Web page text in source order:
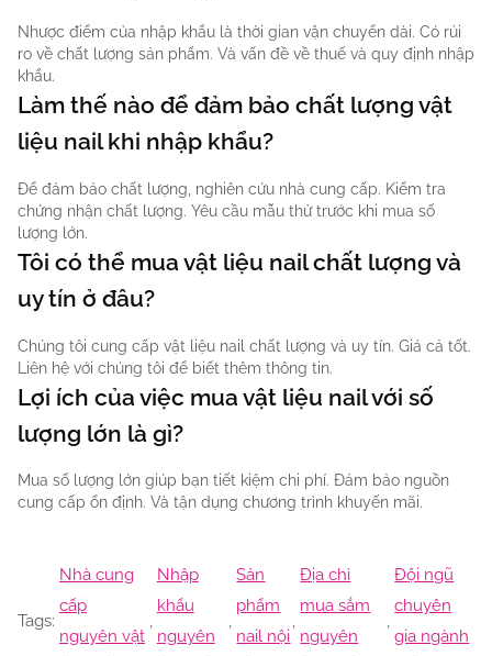
Nhược điểm của nhập khẩu là thời gian vận chuyển dài. Có rủi
ro về chất lượng sản phẩm. Và vấn đề về thuế và quy định nhập
khẩu.
Làm thế nào để đảm bảo chất lượng vật
liệu nail khi nhập khẩu?
Để đảm bảo chất lượng, nghiên cứu nhà cung cấp. Kiểm tra
chứng nhận chất lượng. Yêu cầu mẫu thử trước khi mua số
lượng lớn.
Tôi có thể mua vật liệu nail chất lượng và
uy tín ở đâu?
Chúng tôi cung cấp vật liệu nail chất lượng và uy tín. Giá cả tốt.
Liên hệ với chúng tôi để biết thêm thông tin.
Lợi ích của việc mua vật liệu nail với số
lượng lớn là gì?
Mua số lượng lớn giúp bạn tiết kiệm chi phí. Đảm bảo nguồn
cung cấp ổn định. Và tận dụng chương trình khuyến mãi.
Tags:
Nhà cung
cấp
nguyên vật
,
Nhập
khẩu
nguyên
,
Sản
phẩm
nail nội
,
Địa chỉ
mua sắm
nguyên
,
Đội ngũ
chuyên
gia ngành